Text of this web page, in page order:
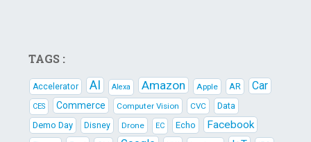
TAGS :
Accelerator AI Alexa Amazon Apple AR Car
CES Commerce Computer Vision CVC
Data
Demo Day
Disney Drone EC Echo Facebook